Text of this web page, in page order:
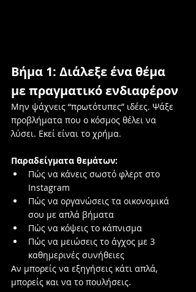
Βήμα 1: Διάλεξε ένα θέμα
με πραγματικό ενδιαφέρον
Μην ψάχνεις “πρωτότυπες” ιδέες. Ψάξε
προβλήματα που ο κόσμος θέλει να
λύσει. Εκεί είναι το χρήμα.
Παραδείγματα θεμάτων:
Πώς να κάνεις σωστό φλερτ στο
Instagram
Πώς να οργανώσεις τα οικονομικά
σου με απλά βήματα
Πώς να κόψεις το κάπνισμα
Πώς να μειώσεις το άγχος με 3
καθημερινές συνήθειες
Αν μπορείς να εξηγήσεις κάτι απλά,
μπορείς και να το πουλήσεις.